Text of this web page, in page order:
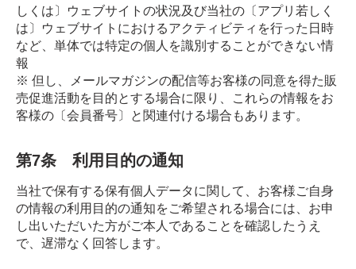
しくは〕ウェブサイトの状況及び当社の〔アプリ若しく
は〕ウェブサイトにおけるアクティビティを行った日時
など、単体では特定の個人を識別することができない情
報
※ 但し、メールマガジンの配信等お客様の同意を得た販
売促進活動を目的とする場合に限り、これらの情報をお
客様の〔会員番号〕と関連付ける場合もあります。
第7条 利用目的の通知
当社で保有する保有個人データに関して、お客様ご自身
の情報の利用目的の通知をご希望される場合には、お申
し出いただいた方がご本人であることを確認したうえ
で、遅滞なく回答します。